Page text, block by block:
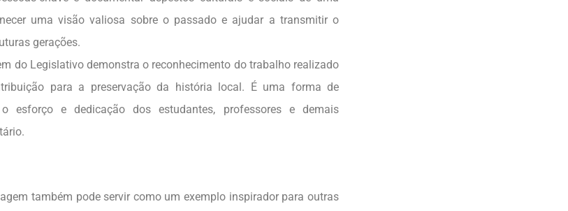
uma visão valiosa sobre o passado e ajudar a transmitir o
gerações.
do Legislativo demonstra o reconhecimento do trabalho realizado
para a preservação da história local. É uma forma de
esforço e dedicação dos estudantes, professores e demais
também pode servir como um exemplo inspirador para outras